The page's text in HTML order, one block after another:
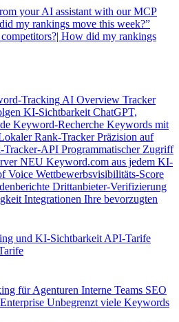
your AI assistant with our MCP
my rankings move this week?”
How did my rankings
Tracking AI Overview Tracker
KI-Sichtbarkeit ChatGPT,
Keyword-Recherche Keywords mit
Rank-TrackerPräzision auf
Tracker-API Programmatischer Zugriff
NEU Keyword.com aus jedem KI-
Voice Wettbewerbsvisibilitäts-Score
Drittanbieter-Verifizierung
Integrationen Ihre bevorzugten
und KI-Sichtbarkeit API-Tarife
für Agenturen Interne Teams SEO
Enterprise Unbegrenzt viele Keywords